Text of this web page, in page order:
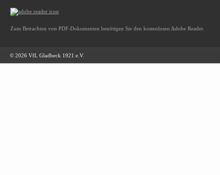
Zum Betrachten von PDF-Dokumenten benötigen Sie den kostenlosen Adobe Reader.
© 2026 VfL Gladbeck 1921 e.V.